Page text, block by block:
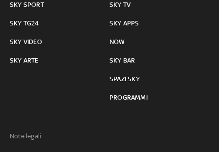
SKY SPORT
SKY TG24
SKY VIDEO
SKY ARTE
SKY TV
SKY APPS
NOW
SKY BAR
SPAZI SKY
PROGRAMMI
Note legali: